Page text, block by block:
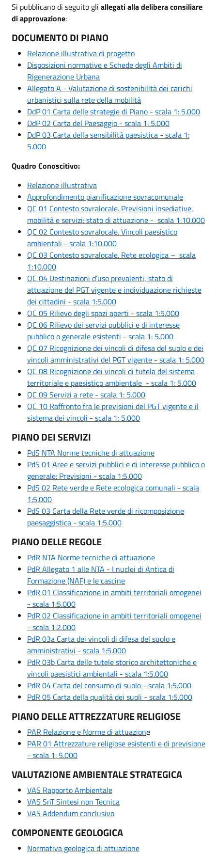
Si pubblicano di seguito gli allegati alla delibera consiliare
di approvazione:
DOCUMENTO DI PIANO
Relazione illustrativa di progetto
Disposizioni normative e Schede degli Ambiti di
Rigenerazione Urbana
Allegato A - Valutazione di sostenibilità dei carichi
urbanistici sulla rete della mobilità
DdP 01 Carta delle strategie di Piano - scala 1: 5.000
DdP 02 Carta del Paesaggio - scala 1: 5.000
DdP 03 Carta della sensibilità paesistica - scala 1:
5.000
Quadro Conoscitivo:
Relazione illustrativa
Approfondimento pianificazione sovracomunale
QC 01 Contesto sovralocale. Previsioni insediative,
mobilità e servizi: stato di attuazione - scala 1:10.000
QC 02 Contesto sovralocale. Vincoli paesistico
ambientali - scala 1:10.000
QC 03 Contesto sovralocale. Rete ecologica – scala
1:10.000
QC 04 Destinazioni d’uso prevalenti, stato di
attuazione del PGT vigente e individuazione richieste
dei cittadini - scala 1:5.000
QC 05 Rilievo degli spazi aperti - scala 1:5.000
QC 06 Rilievo dei servizi pubblici e di interesse
pubblico o generale esistenti - scala 1: 5.000
QC 07 Ricognizione dei vincoli di difesa del suolo e dei
vincoli amministrativi del PGT vigente - scala 1: 5.000
QC 08 Ricognizione dei vincoli di tutela del sistema
territoriale e paesistico ambientale - scala 1: 5.000
QC 09 Servizi a rete - scala 1: 5.000
QC 10 Raffronto fra le previsioni del PGT vigente e il
sistema dei vincoli - scala 1: 5.000
PIANO DEI SERVIZI
PdS NTA Norme tecniche di attuazione
PdS 01 Aree e servizi pubblici e di interesse pubblico o
generale: Previsioni - scala 1:5.000
PdS 02 Rete verde e Rete ecologica comunali - scala
1:5.000
PdS 03 Carta della Rete verde di ricomposizione
paesaggistica - scala 1:5.000
PIANO DELLE REGOLE
PdR NTA Norme tecniche di attuazione
PdR Allegato 1 alle NTA - I nuclei di Antica di
Formazione (NAF) e le cascine
PdR 01 Classificazione in ambiti territoriali omogenei
- scala 1:5.000
PdR 02 Classificazione in ambiti territoriali omogenei
- scala 1:2.000
PdR 03a Carta dei vincoli di difesa del suolo e
amministrativi - scala 1:5.000
PdR 03b Carta delle tutele storico architettoniche e
vincoli paesistici ambientali - scala 1:5.000
PdR 04 Carta del consumo di suolo - scala 1:5.000
PdR 05 Carta della qualità dei suoli - scala 1:5.000
PIANO DELLE ATTREZZATURE RELIGIOSE
PAR Relazione e Norme di attuazione
PAR 01 Attrezzature religiose esistenti e di previsione
- scala 1: 5.000
VALUTAZIONE AMBIENTALE STRATEGICA
VAS Rapporto Ambientale
VAS SnT Sintesi non Tecnica
VAS Addendum conclusivo
COMPONENTE GEOLOGICA
Normativa geologica di attuazione